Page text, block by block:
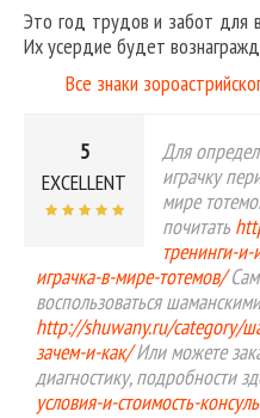
Это год трудов и забот для
Их усердие будет
Все знаки
5
EXCELLENT
Для
играчку
мире
почитать
тренинги-
играчка-в-мире-тотемов/
воспользоваться
http://shuwany.ru/category/
зачем-и-как/Или можете
диагностику, подробности
условия-и-стоимость-